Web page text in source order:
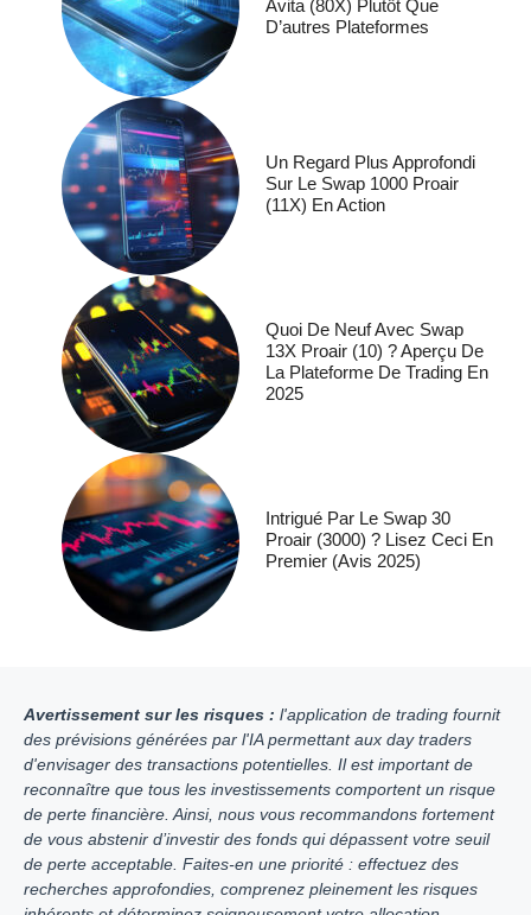
Avita (80X) Plutôt Que
D’autres Plateformes
Un Regard Plus Approfondi
Sur Le Swap 1000 Proair
(11X) En Action
Quoi De Neuf Avec Swap
13X Proair (10) ? Aperçu De
La Plateforme De Trading En
2025
Intrigué Par Le Swap 30
Proair (3000) ? Lisez Ceci En
Premier (avis 2025)
Avertissement sur les risques : l'application de trading fournit
des prévisions générées par l'IA permettant aux day traders
d'envisager des transactions potentielles. Il est important de
reconnaître que tous les investissements comportent un risque
de perte financière. Ainsi, nous vous recommandons fortement
de vous abstenir d’investir des fonds qui dépassent votre seuil
de perte acceptable. Faites-en une priorité : effectuez des
recherches approfondies, comprenez pleinement les risques